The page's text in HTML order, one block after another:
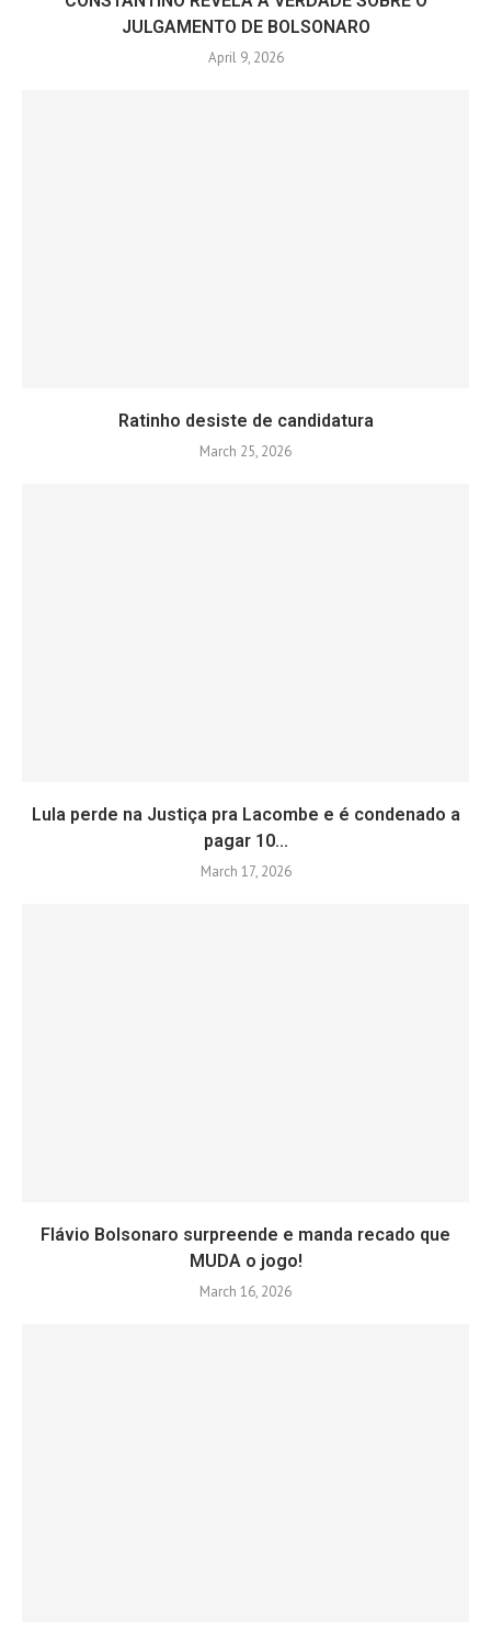
JULGAMENTO DE BOLSONARO
April 9, 2026
Ratinho desiste de candidatura
March 25, 2026
Lula perde na Justiça pra Lacombe e é condenado a
pagar 10...
March 17, 2026
Flávio Bolsonaro surpreende e manda recado que
MUDA o jogo!
March 16, 2026